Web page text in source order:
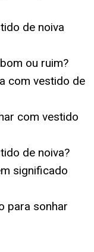
de noiva
ou ruim?
com vestido de
com vestido
de noiva?
significado
para sonhar